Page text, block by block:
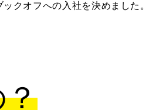
クオフへの入社を決めました。